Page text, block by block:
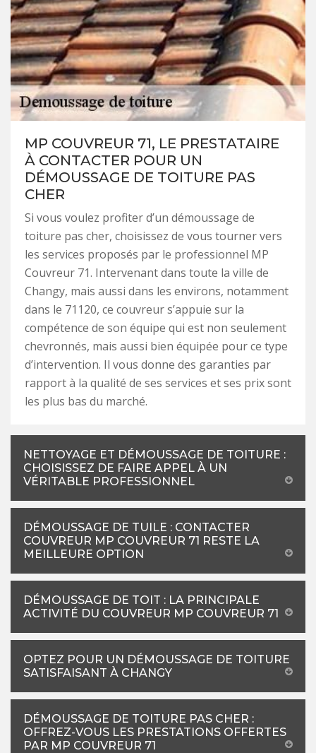
MP COUVREUR 71, LE PRESTATAIRE
À CONTACTER POUR UN
DÉMOUSSAGE DE TOITURE PAS
CHER
Si vous voulez profiter d’un démoussage de
toiture pas cher, choisissez de vous tourner vers
les services proposés par le professionnel MP
Couvreur 71. Intervenant dans toute la ville de
Changy, mais aussi dans les environs, notamment
dans le 71120, ce couvreur s’appuie sur la
compétence de son équipe qui est non seulement
chevronnés, mais aussi bien équipée pour ce type
d’intervention. Il vous donne des garanties par
rapport à la qualité de ses services et ses prix sont
les plus bas du marché.
NETTOYAGE ET DÉMOUSSAGE DE TOITURE :
CHOISISSEZ DE FAIRE APPEL À UN
VÉRITABLE PROFESSIONNEL
DÉMOUSSAGE DE TUILE : CONTACTER
COUVREUR MP COUVREUR 71 RESTE LA
MEILLEURE OPTION
DÉMOUSSAGE DE TOIT : LA PRINCIPALE
ACTIVITÉ DU COUVREUR MP COUVREUR 71
OPTEZ POUR UN DÉMOUSSAGE DE TOITURE
SATISFAISANT À CHANGY
DÉMOUSSAGE DE TOITURE PAS CHER :
OFFREZ-VOUS LES PRESTATIONS OFFERTES
PAR MP COUVREUR 71